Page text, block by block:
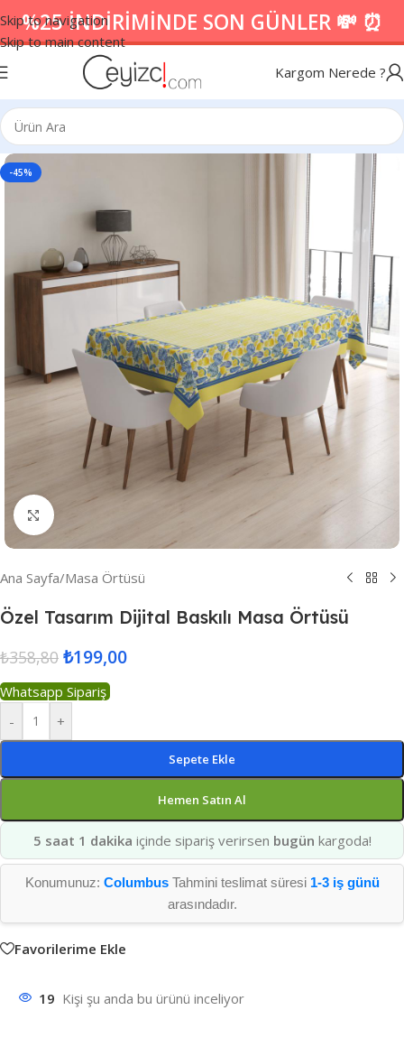
Skip to navigation
Skip to main content
%25 İNDİRİMİNDE SON GÜNLER 💸 ⏰
Kargom Nerede ?
-45%
Resmi Büyüt
Ana Sayfa/Masa Örtüsü
Özel Tasarım Dijital Baskılı Masa Örtüsü
₺358,80 ₺199,00
Whatsapp Sipariş
-
+
Sepete Ekle
Hemen Satın Al
5 saat 1 dakika içinde sipariş verirsen bugün kargoda!
Konumunuz: ColumbusTahmini teslimat süresi 1-3 iş günü
arasındadır.
Favorilerime Ekle
19 Kişi şu anda bu ürünü inceliyor